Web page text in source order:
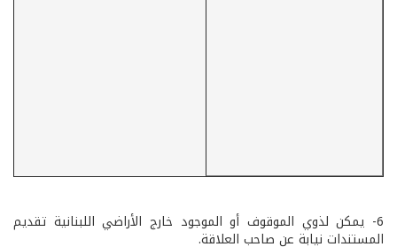
6-­ يمكن لذوي الموقوف أو الموجود خارج الأراضي اللبنانية تقديم
المستندات نيابة عن صاحب العلاقة.